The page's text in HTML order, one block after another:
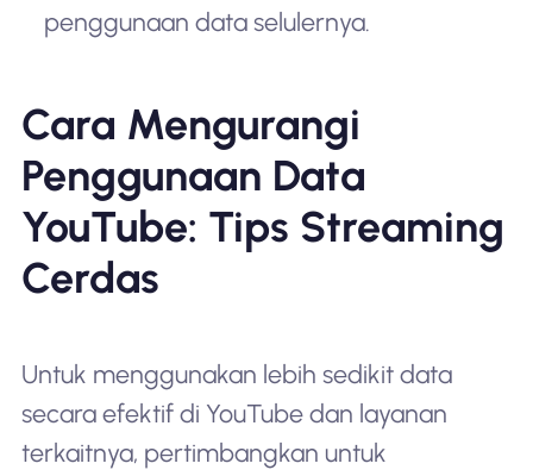
penggunaan data selulernya.
Cara Mengurangi
Penggunaan Data
YouTube: Tips Streaming
Cerdas
Untuk menggunakan lebih sedikit data
secara efektif di YouTube dan layanan
terkaitnya, pertimbangkan untuk